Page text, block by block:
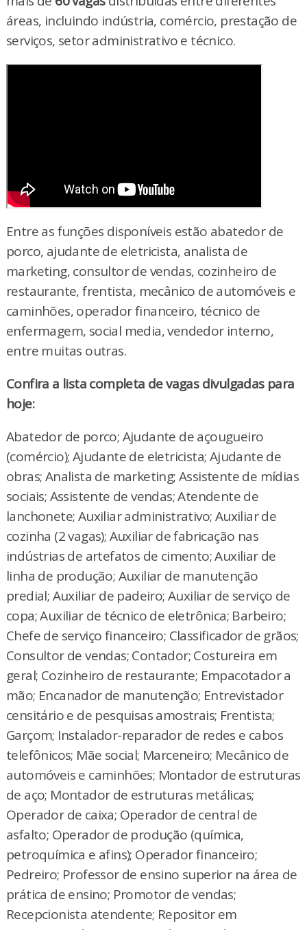
áreas, incluindo indústria, comércio, prestação de
serviços, setor administrativo e técnico.
Entre as funções disponíveis estão abatedor de
porco, ajudante de eletricista, analista de
marketing, consultor de vendas, cozinheiro de
restaurante, frentista, mecânico de automóveis e
caminhões, operador financeiro, técnico de
enfermagem, social media, vendedor interno,
entre muitas outras.
Confira a lista completa de vagas divulgadas para
hoje:
Abatedor de porco; Ajudante de açougueiro
(comércio); Ajudante de eletricista; Ajudante de
obras; Analista de marketing; Assistente de mídias
sociais; Assistente de vendas; Atendente de
lanchonete; Auxiliar administrativo; Auxiliar de
cozinha (2 vagas); Auxiliar de fabricação nas
indústrias de artefatos de cimento; Auxiliar de
linha de produção; Auxiliar de manutenção
predial; Auxiliar de padeiro; Auxiliar de serviço de
copa; Auxiliar de técnico de eletrônica; Barbeiro;
Chefe de serviço financeiro; Classificador de grãos;
Consultor de vendas; Contador; Costureira em
geral; Cozinheiro de restaurante; Empacotador a
mão; Encanador de manutenção; Entrevistador
censitário e de pesquisas amostrais; Frentista;
Garçom; Instalador-reparador de redes e cabos
telefônicos; Mãe social; Marceneiro; Mecânico de
automóveis e caminhões; Montador de estruturas
de aço; Montador de estruturas metálicas;
Operador de caixa; Operador de central de
asfalto; Operador de produção (química,
petroquímica e afins); Operador financeiro;
Pedreiro; Professor de ensino superior na área de
prática de ensino; Promotor de vendas;
Recepcionista atendente; Repositor em